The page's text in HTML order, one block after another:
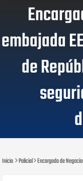
embajada
de
Inicio Policial Encargado de